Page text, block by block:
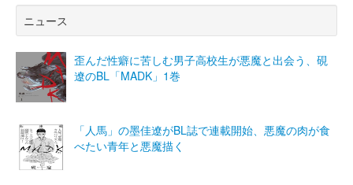
ニュース
歪んだ性癖に苦しむ男子高校生が悪魔と出会う、硯
遼のBL「MADK」1巻
「人馬」の墨佳遼がBL誌で連載開始、悪魔の肉が食
べたい青年と悪魔描く